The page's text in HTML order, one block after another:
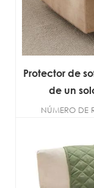
Protector de
de un
NÚMERO DE